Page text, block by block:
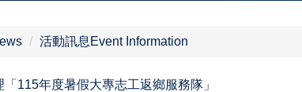
活動訊息Event Information
115年度暑假大專志工返鄉服務隊」